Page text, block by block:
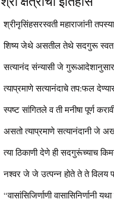
श्रीनृसिंहसरस्वती महाराजांनी
शिष्य जेथे असतील तेथे सदगुरू स्वत:
सत्यानंद संन्यासी जे गुरूआदेशानुसार
त्याप्रमाणे सत्यानंदाचे तप:फल
स्पष्ट सांगितले व ती मनीषा पूर्ण
असतो त्याप्रमाणे सत्यानंदानी जे
त्या ठिकाणी देणे ही सदगुरूंच्याच
नश्वर जे जे उत्पन्न होते ते ते विलय
“वासांसिजिर्णाणी